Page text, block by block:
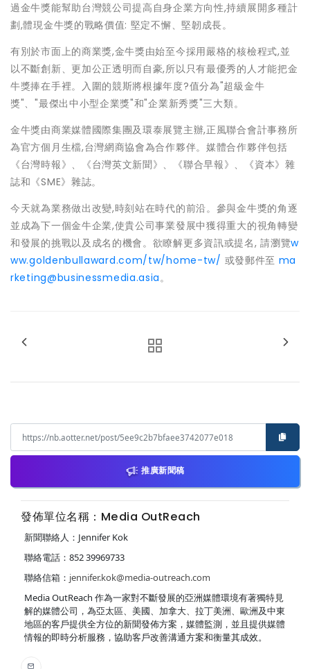
過金牛獎能幫助台灣競公司提高自身企業方向性,持續展開多種計
劃,體現金牛獎的戰略價值: 堅定不懈、堅韌成長。
有別於市面上的商業獎,金牛獎由始至今採用嚴格的核檢程式,並
以不斷創新、更加公正透明而自豪,所以只有最優秀的人才能把金
牛獎捧在手裡。入圍的競斯將根據年度?值分為"超級金牛
獎"、"最傑出中小型企業獎"和"企業新秀獎"三大類。
金牛獎由商業媒體國際集團及環泰展覽主辦,正風聯合會計事務所
為官方個月生檔,台灣網商協會為合作夥伴。媒體合作夥伴包括
《台灣時報》、《台灣英文新聞》、《聯合早報》、《資本》雜
誌和《SME》雜誌。
今天就為業務做出改變,時刻站在時代的前沿。參與金牛獎的角逐
並成為下一個金牛企業,使貴公司事業發展中獲得重大的視角轉變
和發展的挑戰以及成名的機會。欲瞭解更多資訊或提名, 請瀏覽w
ww.goldenbullaward.com/tw/home-tw/ 或發郵件至 ma
rketing@businessmedia.asia。
推廣新聞稿
發佈單位名稱：Media OutReach
新聞聯絡人：Jennifer Kok
聯絡電話：852 39969733
聯絡信箱： jennifer.kok@media-outreach.com
Media OutReach 作為一家對不斷發展的亞洲媒體環境有著獨特見
解的媒體公司，為亞太區、美國、加拿大、拉丁美洲、歐洲及中東
地區的客戶提供全方位的新聞發佈方案，媒體監測，並且提供媒體
情報的即時分析服務，協助客戶改善溝通方案和衡量其成效。